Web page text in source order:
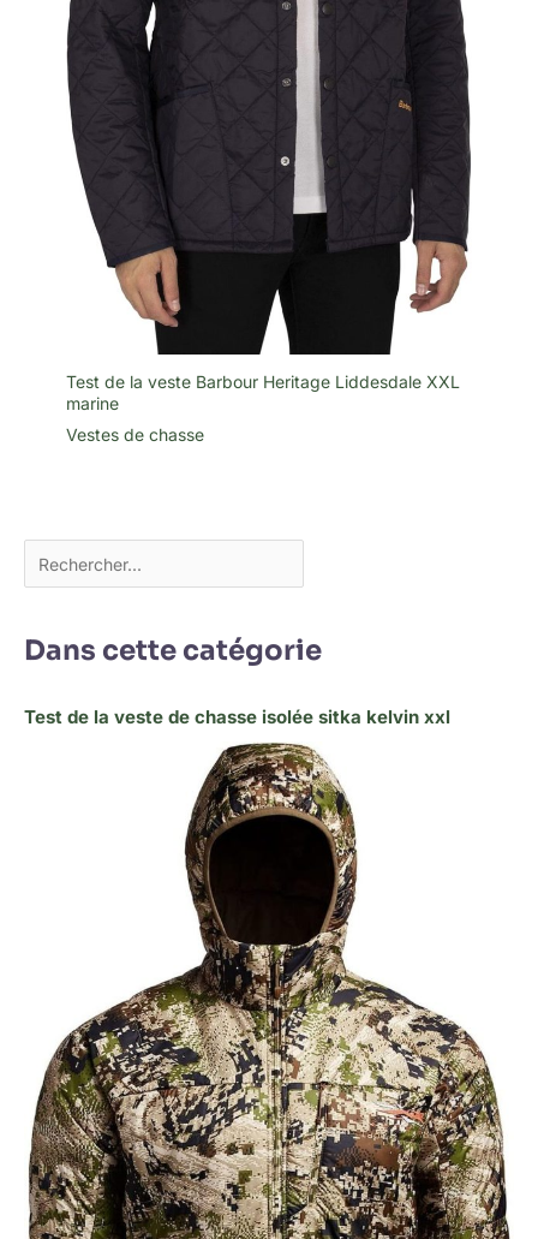
Test de la veste Barbour Heritage Liddesdale XXL
marine
Vestes de chasse
Dans cette catégorie
Test de la veste de chasse isolée sitka kelvin xxl